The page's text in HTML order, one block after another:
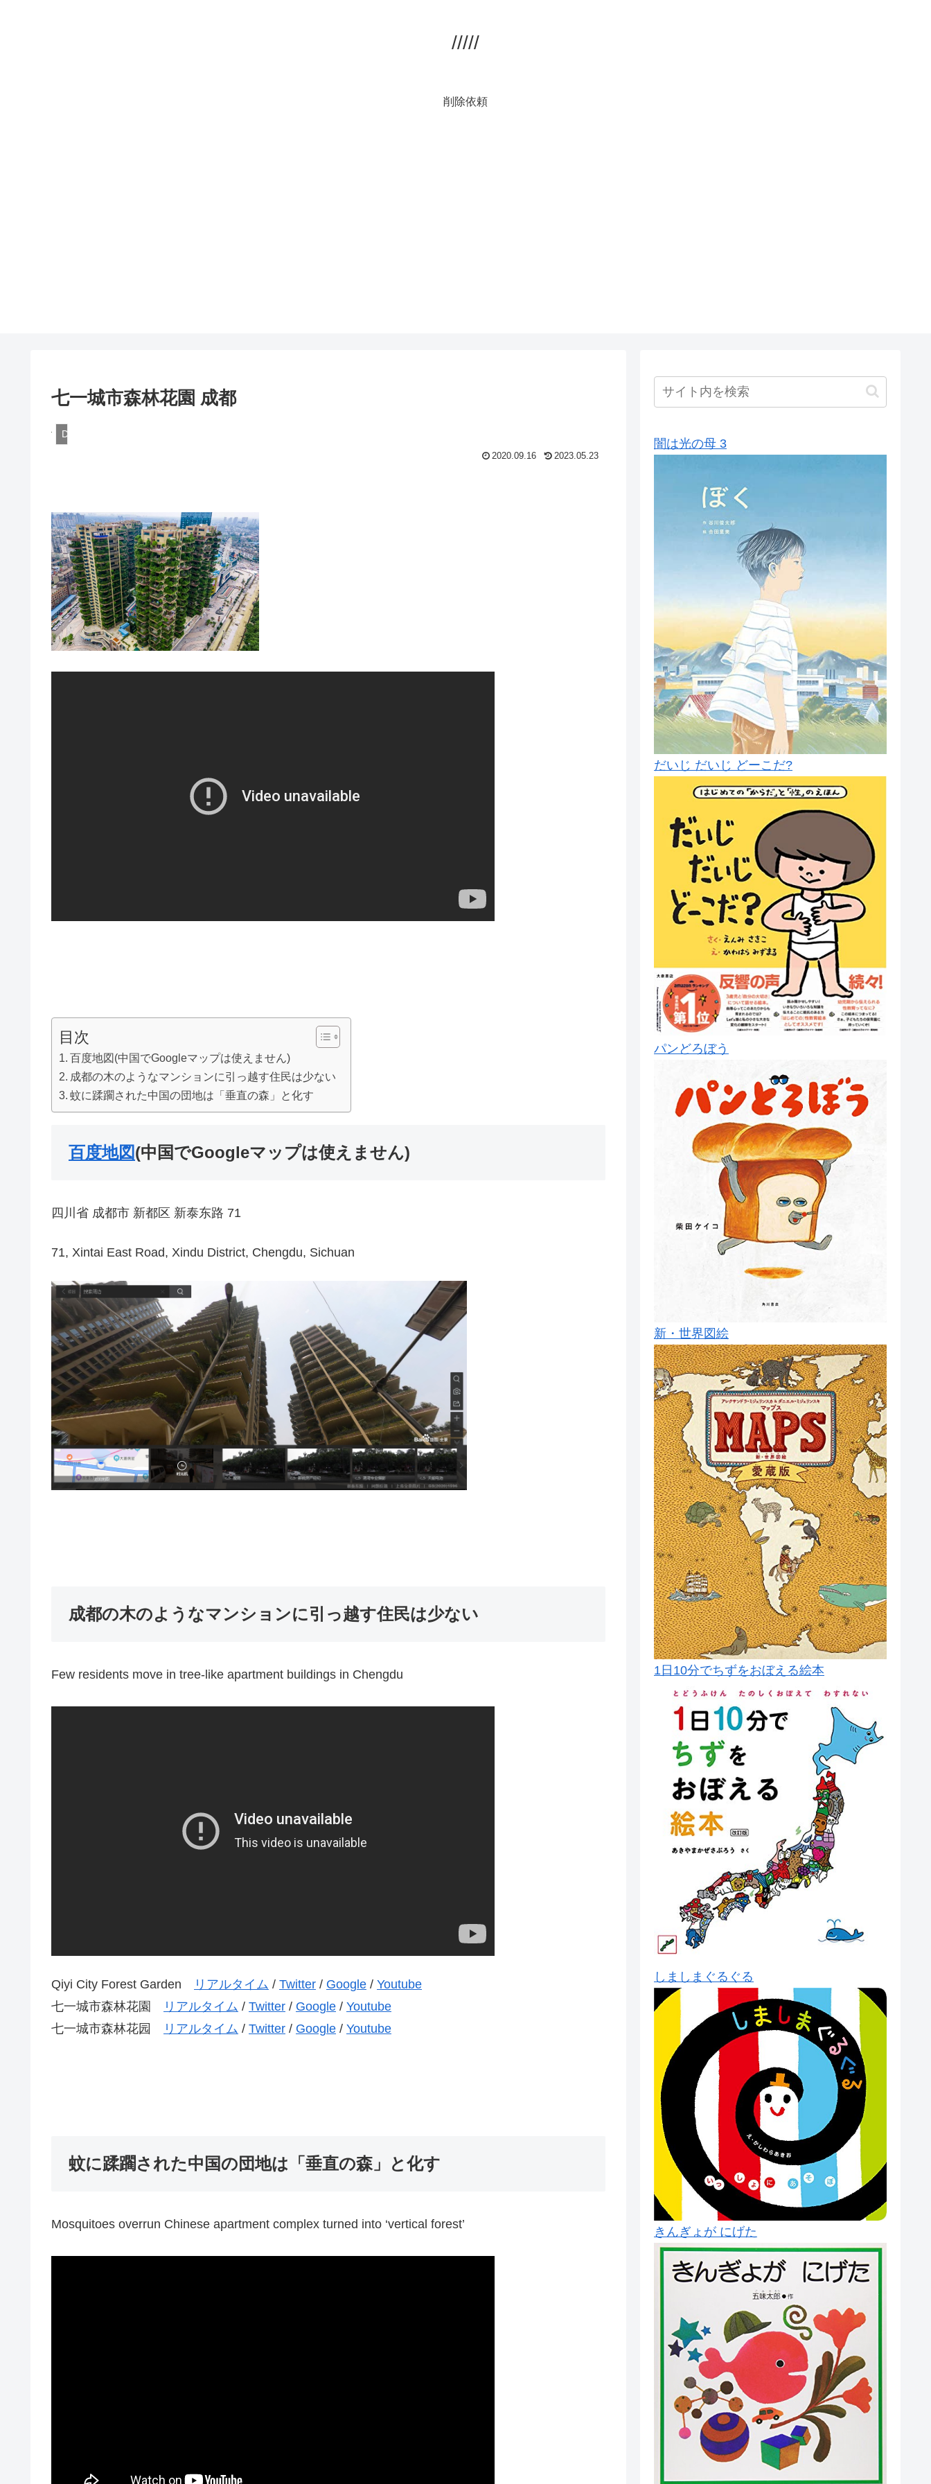
/////
削除依頼
七一城市森林花園 成都
DQN
2020.09.16 2023.05.23
目次
百度地図(中国でGoogleマップは使えません)
成都の木のようなマンションに引っ越す住民は少ない
蚊に蹂躙された中国の団地は「垂直の森」と化す
百度地図(中国でGoogleマップは使えません)
四川省 成都市 新都区 新泰东路 71
71, Xintai East Road, Xindu District, Chengdu, Sichuan
成都の木のようなマンションに引っ越す住民は少ない
Few residents move in tree-like apartment buildings in Chengdu
Qiyi City Forest Garden リアルタイム / Twitter / Google / Youtube
七一城市森林花園
リアルタイム / Twitter / Google / Youtube
七一城市森林花园
リアルタイム / Twitter / Google / Youtube
蚊に蹂躙された中国の団地は「垂直の森」と化す
Mosquitoes overrun Chinese apartment complex turned into ‘vertical forest’
闇は光の母 3
だいじ だいじ どーこだ?
パンどろぼう
新・世界図絵
1日10分でちずをおぼえる絵本
しましまぐるぐる
きんぎょが にげた